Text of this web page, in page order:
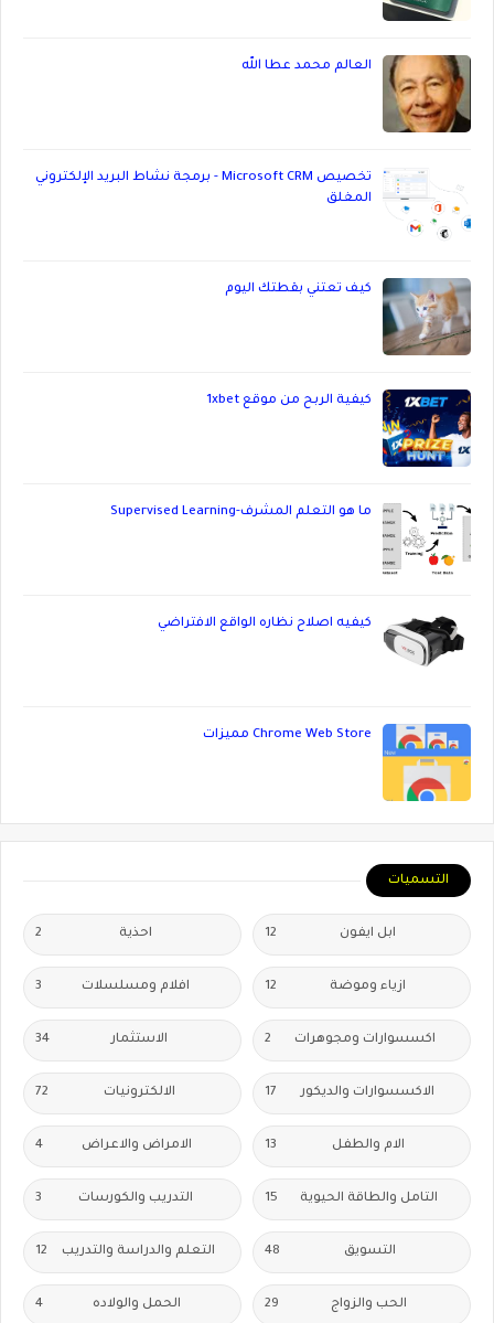
العالم محمد عطا الله
تخصيص Microsoft CRM - برمجة نشاط البريد الإلكتروني
المغلق
كيف تعتني بقطتك اليوم
كيفية الربح من موقع 1xbet
ما هو التعلم المشرف-Supervised Learning
كيفيه اصلاح نظاره الواقع الافتراضي
Chrome Web Store مميزات
التسميات
ابل ايفون 12 احذية
ازياء وموضة 12 افلام ومسلسلات
اكسسوارات ومجوهرات الاستثمار 34
الاكسسوارات والديكور 17 الالكترونيات 72
الام والطفل 13 الامراض والاعراض 4
التامل والطاقة الحيوية 15 التدريب والكورسات
التسويق 48 التعلم والدراسة والتدريب 12
الحب والزواج 29 الحمل والولاده 4